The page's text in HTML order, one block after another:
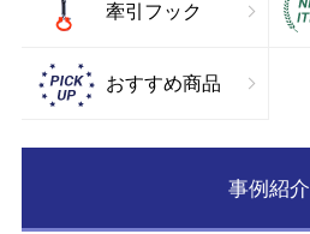
牽引フック
おすすめ商品
事例紹介